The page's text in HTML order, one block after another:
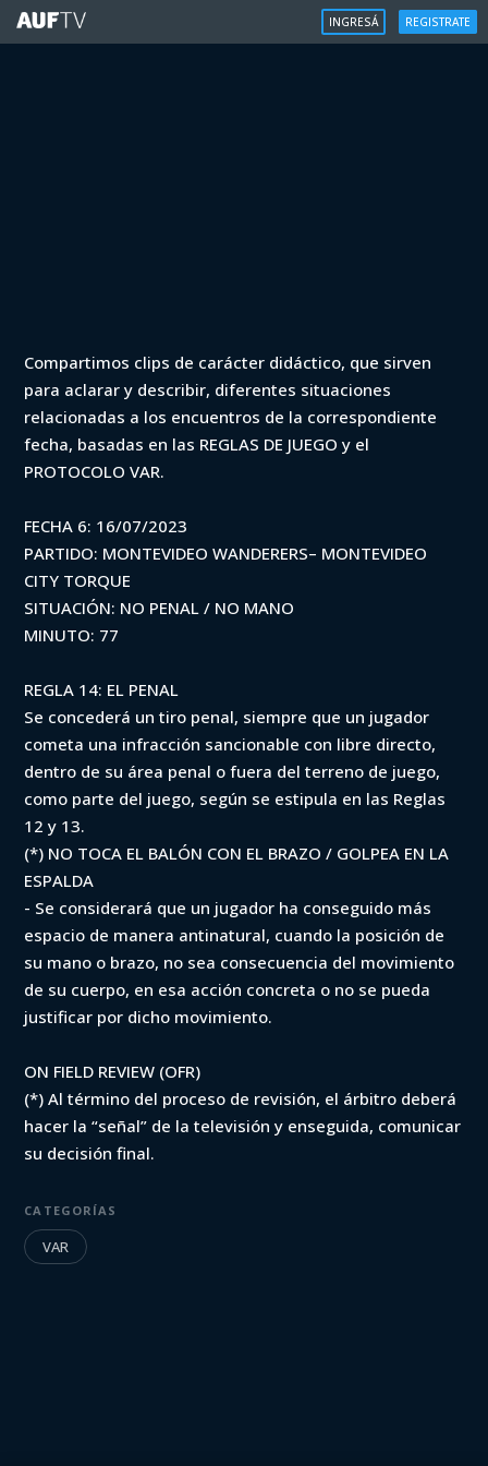
INGRESÁ REGISTRATE
VAR - Intermedio 2023 - Wanderers
vs MVD City Torque (min. 77)
Iniciá sesión para ver
Compartimos clips de carácter didáctico, que sirven
para aclarar y describir, diferentes situaciones
relacionadas a los encuentros de la correspondiente
fecha, basadas en las REGLAS DE JUEGO y el
PROTOCOLO VAR.
FECHA 6: 16/07/2023
PARTIDO: MONTEVIDEO WANDERERS– MONTEVIDEO
CITY TORQUE
SITUACIÓN: NO PENAL / NO MANO
MINUTO: 77
REGLA 14: EL PENAL
Se concederá un tiro penal, siempre que un jugador
cometa una infracción sancionable con libre directo,
dentro de su área penal o fuera del terreno de juego,
como parte del juego, según se estipula en las Reglas
12 y 13.
(*) NO TOCA EL BALÓN CON EL BRAZO / GOLPEA EN LA
ESPALDA
- Se considerará que un jugador ha conseguido más
espacio de manera antinatural, cuando la posición de
su mano o brazo, no sea consecuencia del movimiento
de su cuerpo, en esa acción concreta o no se pueda
justificar por dicho movimiento.
ON FIELD REVIEW (OFR)
(*) Al término del proceso de revisión, el árbitro deberá
hacer la “señal” de la televisión y enseguida, comunicar
su decisión final.
CATEGORÍAS
VAR